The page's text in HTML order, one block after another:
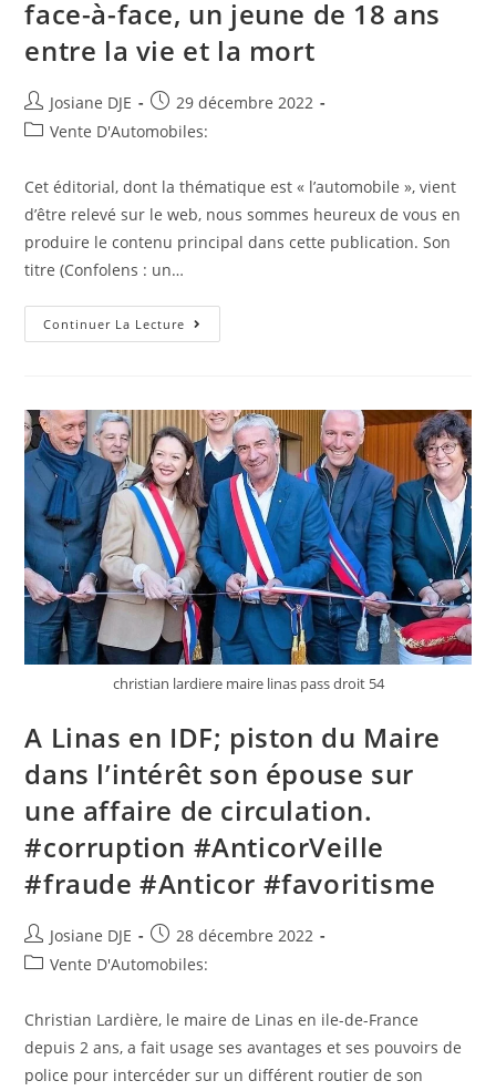
face-à-face, un jeune de 18 ans
entre la vie et la mort
Auteur/autrice
de
Josiane DJE
Post
published:
29 décembre 2022
PostVente D'Automobiles:
Cet éditorial, dont la thématique est « l’automobile », vient
d’être relevé sur le web, nous sommes heureux de vous en
produire le contenu principal dans cette publication. Son
titre (Confolens : un…
Continuer La Lecture A
La
Confolens :
Un
Homme
De
54 Ans
Tué
Dans
Un
Face-
À-
Face,
Un
Jeune
De
18 Ans
Entre
La
Vie
Et
Mort
christian lardiere maire linas pass droit 54
A Linas en IDF; piston du Maire
dans l’intérêt son épouse sur
une affaire de circulation.
#corruption #AnticorVeille
#fraude #Anticor #favoritisme
Auteur/autrice
de
Josiane DJE
Post
published:
28 décembre 2022
PostVente D'Automobiles:
Christian Lardière, le maire de Linas en ile-de-France
depuis 2 ans, a fait usage ses avantages et ses pouvoirs de
police pour intercéder sur un différent routier de son